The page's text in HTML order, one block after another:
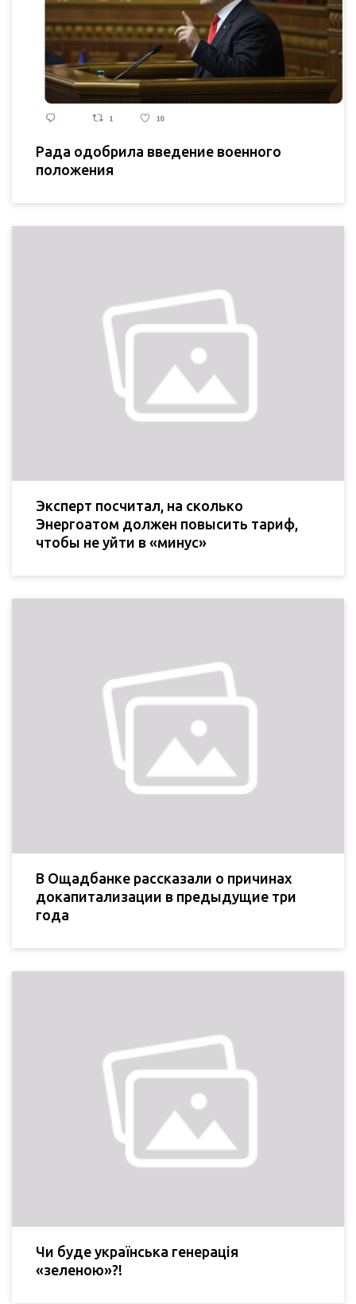
Рада одобрила введение военного
положения
Эксперт посчитал, на сколько
Энергоатом должен повысить тариф,
чтобы не уйти в «минус»
В Ощадбанке рассказали о причинах
докапитализации в предыдущие три
года
Чи буде українська генерація
«зеленою»?!